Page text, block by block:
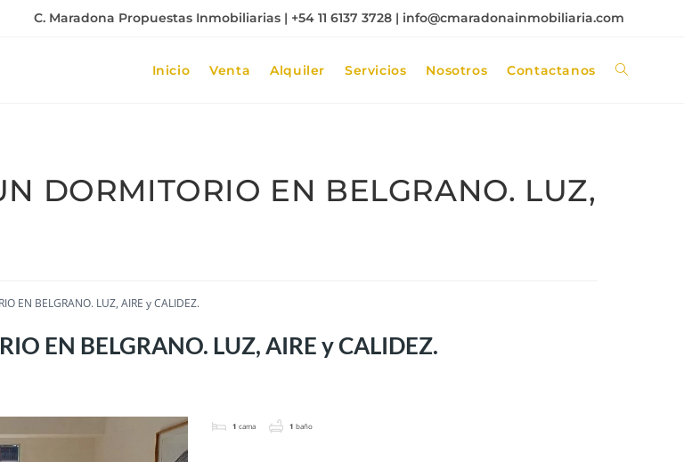
C. Maradona Propuestas Inmobiliarias | +54 11 6137 3728 | info@cmaradonainmobiliaria.com
Inicio Venta Alquiler Servicios Nosotros Contactanos
DORMITORIO EN BELGRANO. LUZ,
EN BELGRANO. LUZ, AIRE y CALIDEZ.
EN BELGRANO. LUZ, AIRE y CALIDEZ.
1 cama 1 baño